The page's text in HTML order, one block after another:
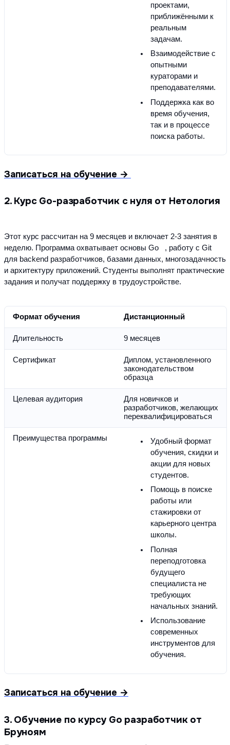
проектами,
приближёнными к
реальным
задачам.
Взаимодействие с
опытными
кураторами и
преподавателями.
Поддержка как во
время обучения,
так и в процессе
поиска работы.
Записаться на обучение →
2. Курс Go-разработчик с нуля от Нетология
Этот курс рассчитан на 9 месяцев и включает 2-3 занятия в
неделю. Программа охватывает основы Go   , работу с Git
для backend разработчиков, базами данных, многозадачность
и архитектуру приложений. Студенты выполнят практические
задания и получат поддержку в трудоустройстве.
Формат обучения Дистанционный
Длительность 9 месяцев
Сертификат
Диплом, установленного
законодательством
образца
Целевая аудитория
Для новичков и
разработчиков, желающих
переквалифицироваться
Преимущества программы
Удобный формат
обучения, скидки и
акции для новых
студентов.
Помощь в поиске
работы или
стажировки от
карьерного центра
школы.
Полная
переподготовка
будущего
специалиста не
требующих
начальных знаний.
Использование
современных
инструментов для
обучения.
Записаться на обучение →
3. Обучение по курсу Go разработчик от
Бруноям